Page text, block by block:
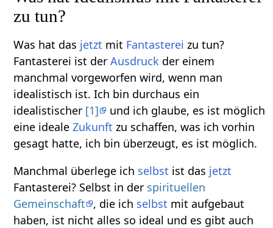
zu tun?
Was hat das jetzt mit Fantasterei zu tun?
Fantasterei ist derAusdruck der einem
manchmal vorgeworfen wird, wenn man
idealistisch ist. Ich bin durchaus ein
idealistischer [1]
und ich glaube, es ist möglich
eine idealeZukunft zu schaffen, was ich vorhin
gesagt hatte, ich bin überzeugt, es ist möglich.
Manchmal überlege ich selbst ist das jetzt
Fantasterei? Selbst in der spirituellen
Gemeinschaft
, die ich selbst mit aufgebaut
haben, ist nicht alles so ideal und es gibt auch